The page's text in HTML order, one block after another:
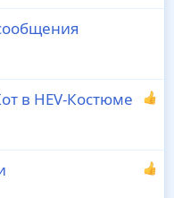
в HEV-Костюме